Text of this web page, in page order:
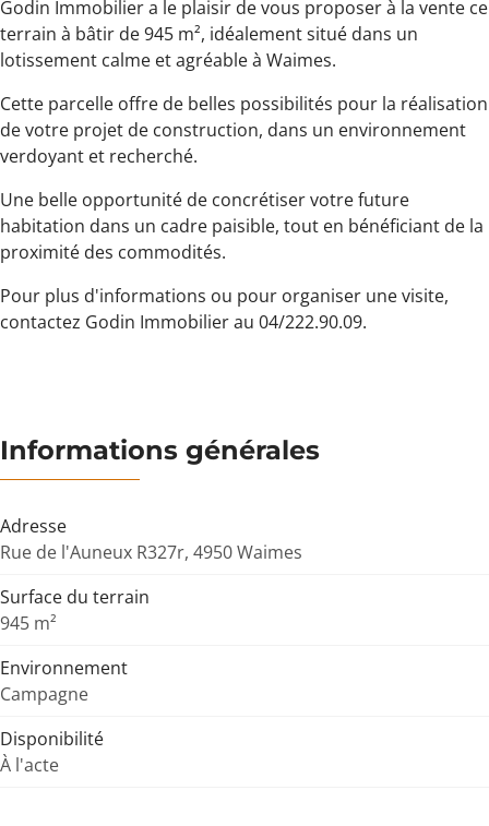
Godin Immobilier a le plaisir de vous proposer à la vente ce
terrain à bâtir de 945 m², idéalement situé dans un
lotissement calme et agréable à Waimes.
Cette parcelle offre de belles possibilités pour la réalisation
de votre projet de construction, dans un environnement
verdoyant et recherché.
Une belle opportunité de concrétiser votre future
habitation dans un cadre paisible, tout en bénéficiant de la
proximité des commodités.
Pour plus d'informations ou pour organiser une visite,
contactez Godin Immobilier au 04/222.90.09.
Informations générales
Adresse
Rue de l'Auneux R327r, 4950 Waimes
Surface du terrain
945 m²
Environnement
Campagne
Disponibilité
À l'acte